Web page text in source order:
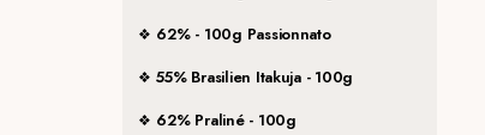
62% - 100g Passionnato
55% Brasilien Itakuja - 100g
62% Praliné - 100g